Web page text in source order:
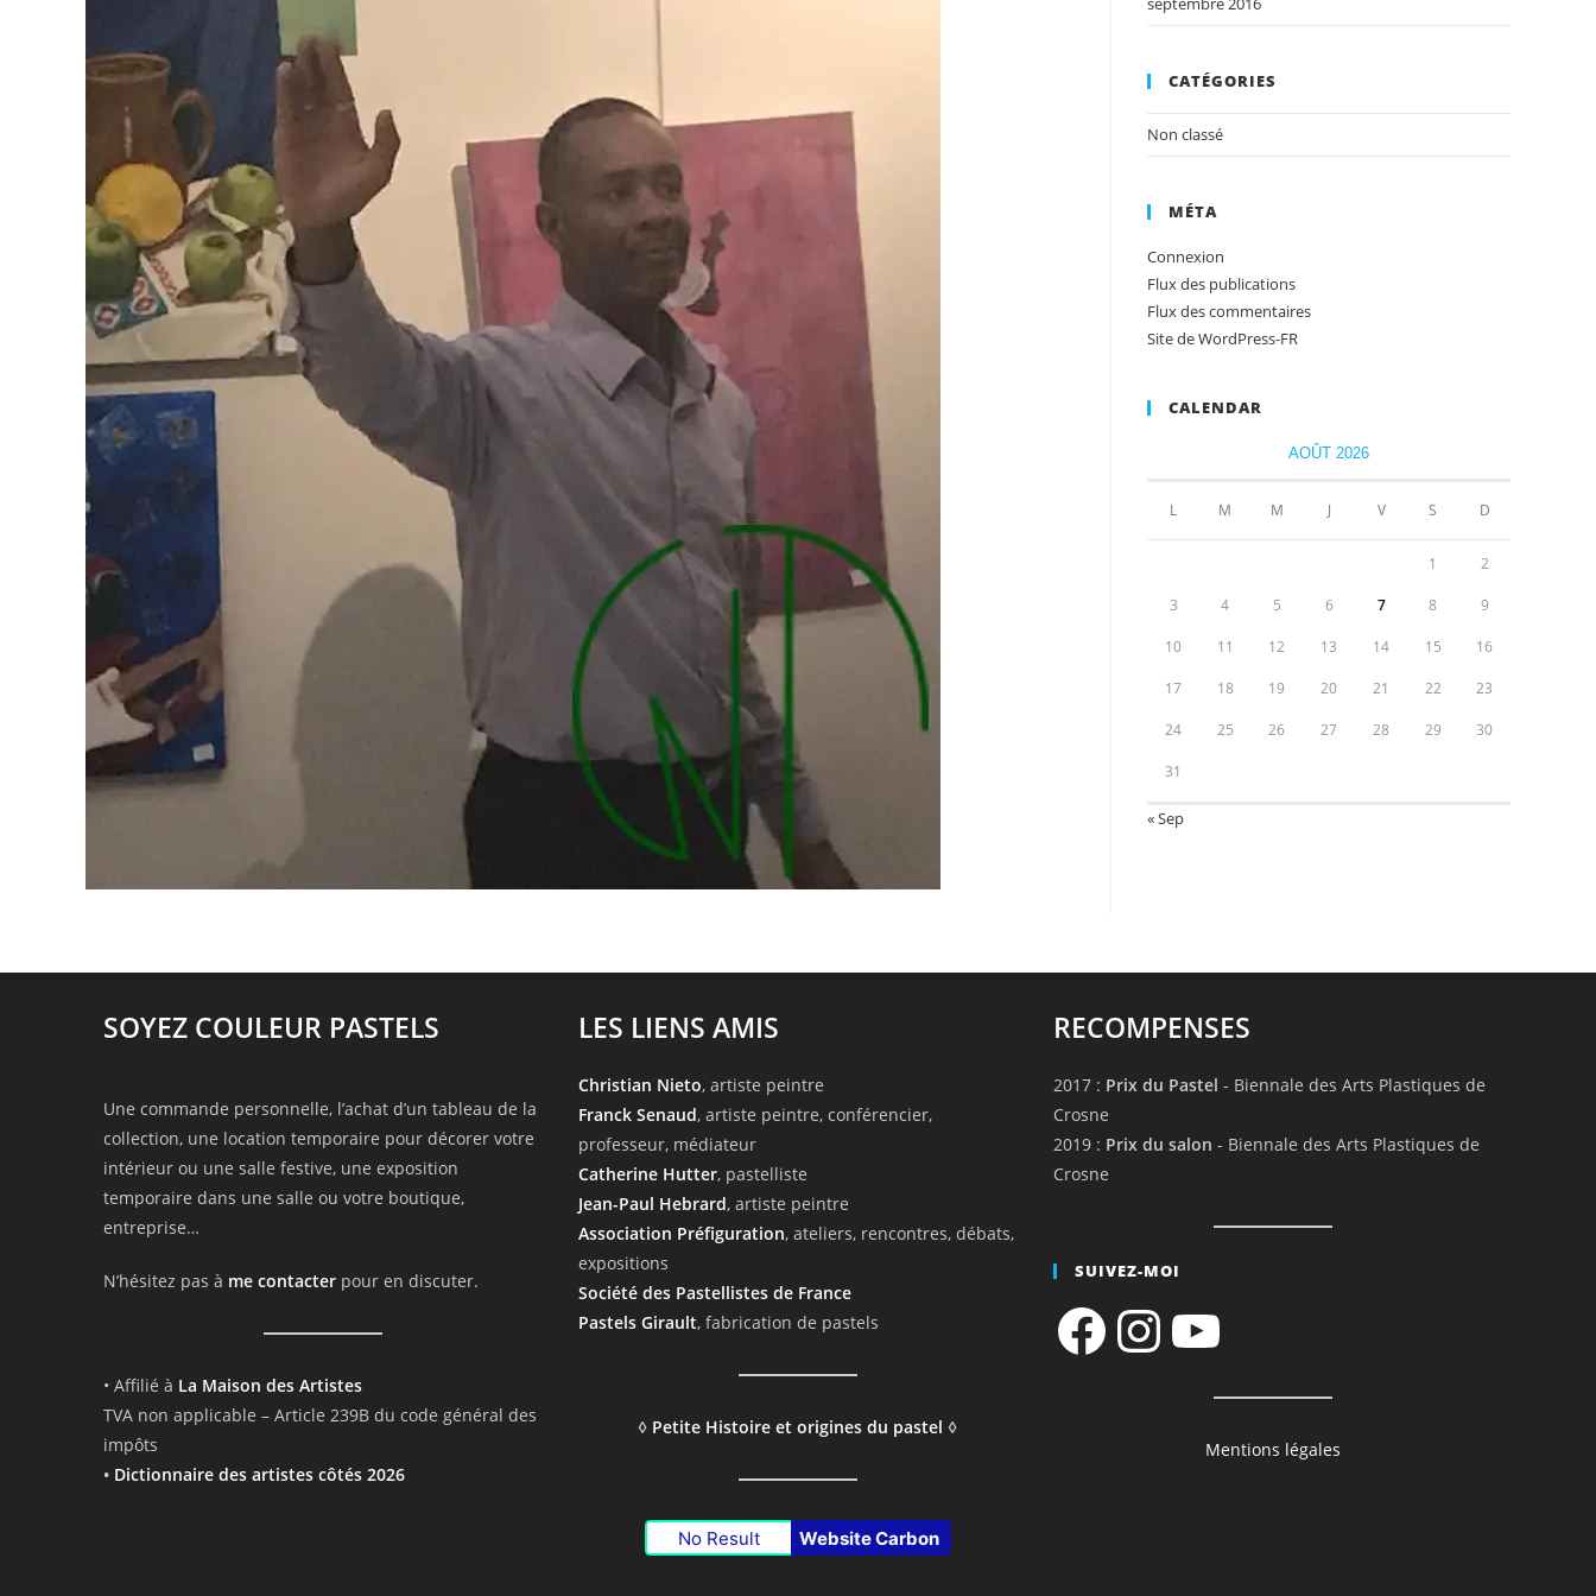
CATÉGORIES
Non classé
MÉTA
Connexion
Flux des publications
Flux des commentaires
Site de WordPress-FR
CALENDAR
AOÛT 2026
L M M J V S D
1 2
3 4 5 6 7 8 9
10 11 12 13 14 15 16
17 18 19 20 21 22 23
24 25 26 27 28 29 30
31
« Sep
SOYEZ COULEUR PASTELS
Une commande personnelle, l’achat d’un tableau de la
collection, une location temporaire pour décorer votre
intérieur ou une salle festive, une exposition
temporaire dans une salle ou votre boutique,
entreprise…
N’hésitez pas à me contacter pour en discuter.
• Affilié à La Maison des Artistes
TVA non applicable – Article 239B du code général des
impôts
• Dictionnaire des artistes côtés 2026
LES LIENS AMIS
Christian Nieto, artiste peintre
Franck Senaud, artiste peintre, conférencier,
professeur, médiateur
Catherine Hutter, pastelliste
Jean-Paul Hebrard, artiste peintre
Association Préfiguration, ateliers, rencontres, débats,
expositions
Société des Pastellistes de France
Pastels Girault, fabrication de pastels
◊ Petite Histoire et origines du pastel ◊
No Result Website Carbon
RECOMPENSES
2017 : Prix du Pastel - Biennale des Arts Plastiques de
Crosne
2019 : Prix du salon - Biennale des Arts Plastiques de
Crosne
SUIVEZ-MOI
FacebookInstagramYouTube
Mentions légales